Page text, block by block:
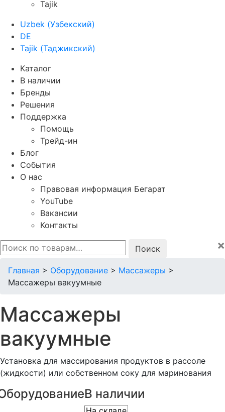
Tajik
Uzbek (Узбекский)
DE
Tajik (Таджикский)
Каталог
В наличии
Бренды
Решения
Поддержка
Помощь
Трейд-ин
Блог
События
О нас
Правовая информация Бегарат
YouTube
Вакансии
Контакты
Искать:
×
Главная > Оборудование > Массажеры >
Массажеры вакуумные
Массажеры
вакуумные
Установка для массирования продуктов в рассоле
(жидкости) или собственном соку для маринования
В наличии